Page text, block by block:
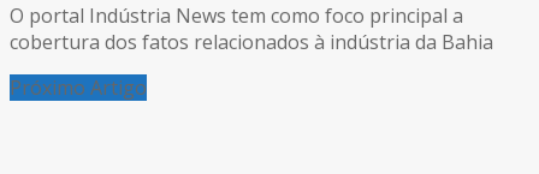
O portal Indústria News tem como foco principal a
cobertura dos fatos relacionados à indústria da Bahia
Próximo Artigo